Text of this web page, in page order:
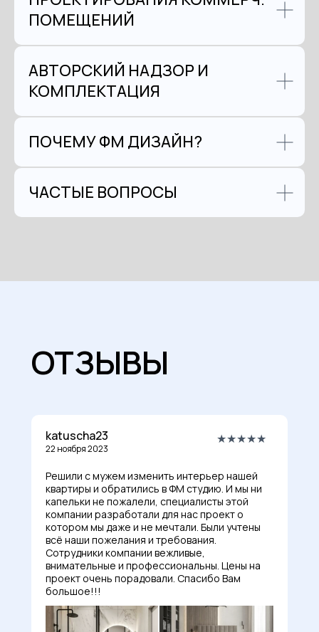
ПОМЕЩЕНИЙ
АВТОРСКИЙ НАДЗОР И
КОМПЛЕКТАЦИЯ
ПОЧЕМУ ФМ ДИЗАЙН?
ЧАСТЫЕ ВОПРОСЫ
ОТЗЫВЫ
22 ноября 2023
★★★★★
katuscha23
Решили с мужем изменить интерьер нашей
квартиры и обратились в ФМ студию. И мы ни
капельки не пожалели, специалисты этой
компании разработали для нас проект о
котором мы даже и не мечтали. Были учтены
всё наши пожелания и требования.
Сотрудники компании вежливые,
внимательные и профессиональны. Цены на
проект очень порадовали. Спасибо Вам
большое!!!